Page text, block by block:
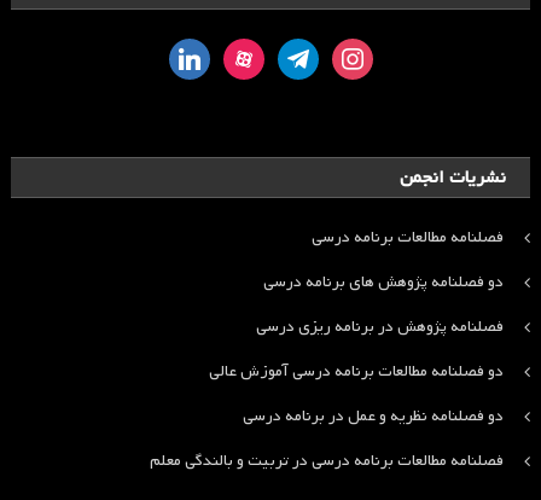
instagram
telegram
aparat
linkedin
نشریات انجمن
فصلنامه مطالعات برنامه درسی
دو فصلنامه پژوهش های برنامه درسی
فصلنامه پژوهش در برنامه ریزی درسی
دو فصلنامه مطالعات برنامه درسی آموزش عالی
دو فصلنامه نظریه و عمل در برنامه درسی
فصلنامه مطالعات برنامه درسی در تربیت و بالندگی معلم